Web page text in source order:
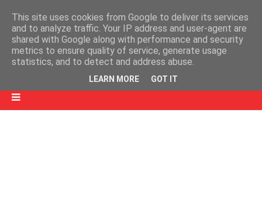
This site uses cookies from Google to deliver its services
and to analyze traffic. Your IP address and user-agent are
shared with Google along with performance and security
metrics to ensure quality of service, generate usage
statistics, and to detect and address abuse.
LEARN MORE GOT IT